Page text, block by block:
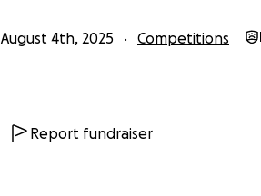
August 4th, 2025 Competitions
Report fundraiser